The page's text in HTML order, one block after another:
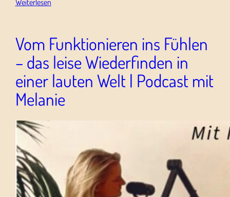
Weiterlesen
Vom Funktionieren ins Fühlen
– das leise Wiederfinden in
einer lauten Welt | Podcast mit
Melanie